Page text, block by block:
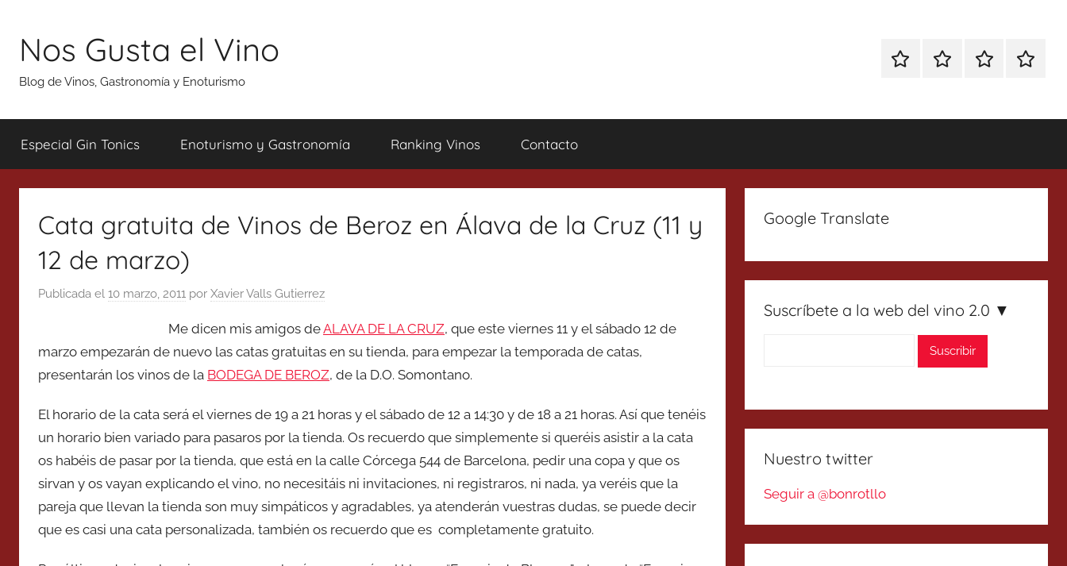
contenido
Nos Gusta el Vino
Blog de Vinos, Gastronomía y Enoturismo
EspecialEnoturismoRanking
Especial Gin Tonics Enoturismo y Gastronomía Ranking Vinos Contacto
Cata gratuita de Vinos de Beroz en Álava de la Cruz (11 y
12 de marzo)
Publicada el 10 marzo, 2011 por Xavier Valls Gutierrez
Me dicen mis amigos deALAVA DE LA CRUZ, que este viernes 11 y el sábado 12 de
marzo empezarán de nuevo las catas gratuitas en su tienda, para empezar la temporada de catas,
presentarán los vinos de la BODEGA DE BEROZ, de la D.O. Somontano.
El horario de la cata será el viernes de 19 a 21 horas y el sábado de 12 a 14:30 y de 18 a 21 horas. Así que tenéis
un horario bien variado para pasaros por la tienda. Os recuerdo que simplemente si queréis asistir a la cata
os habéis de pasar por la tienda, que está en la calle Córcega 544 de Barcelona, pedir una copa y que os
sirvan y os vayan explicando el vino, no necesitáis ni invitaciones, ni registraros, ni nada, ya veréis que la
pareja que llevan la tienda son muy simpáticos y agradables, ya atenderán vuestras dudas, se puede decir
que es casi una cata personalizada, también os recuerdo que es completamente gratuito.
Google Translate
Suscríbete a la web del vino 2.0 ▼
Nuestro twitter
Seguir a @bonrotllo